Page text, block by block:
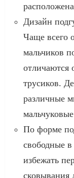
Дизайн
Чаще всего
мальчиков
отличаются
трусиков.
различные
По форме
свободные в
избежать
сковывания